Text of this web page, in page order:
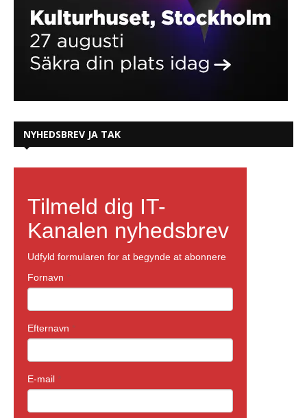
NYHEDSBREV JA TAK